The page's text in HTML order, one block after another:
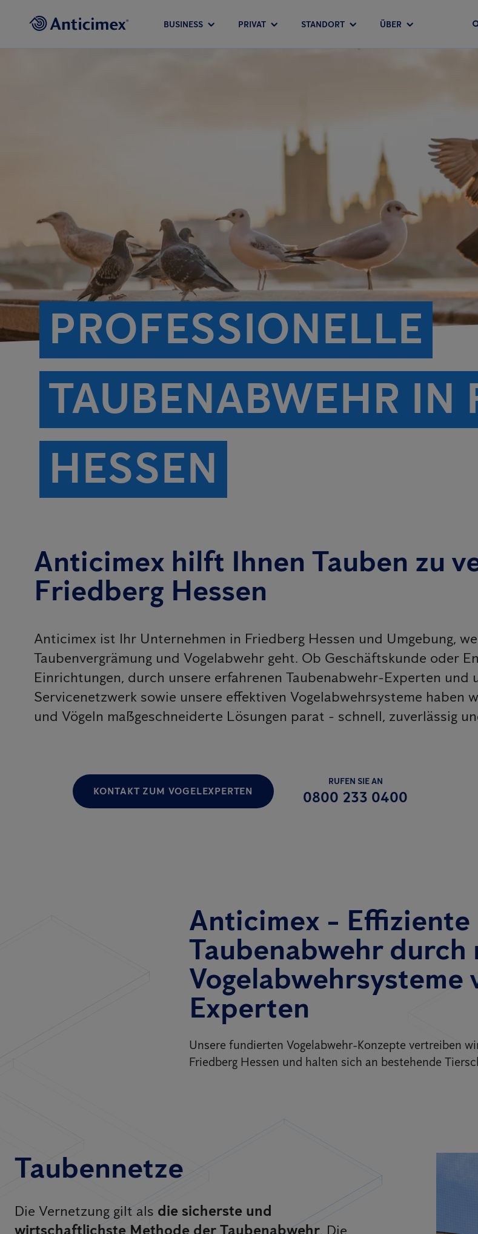
BUSINESS PRIVAT STANDORT ÜBER
PROFESSIONELLE
TAUBENABWEHR IN
HESSEN
Anticimex hilft Ihnen Tauben zu
Friedberg Hessen
Anticimex ist Ihr Unternehmen in Friedberg Hessen und Umgebung,
Taubenvergrämung und Vogelabwehr geht. Ob Geschäftskunde oder
Einrichtungen, durch unsere erfahrenen Taubenabwehr-Experten und
Servicenetzwerk sowie unsere effektiven Vogelabwehrsysteme haben
und Vögeln maßgeschneiderte Lösungen parat - schnell, zuverlässig
KONTAKT ZUM VOGELEXPERTEN
RUFEN SIE AN
0800 233 0400
Anticimex - Effiziente
Taubenabwehr durch
Vogelabwehrsysteme
Experten
Unsere fundierten Vogelabwehr-Konzepte vertreiben
Friedberg Hessen und halten sich an bestehende
Taubennetze
Die Vernetzung gilt als die sicherste und
wirtschaftlichste Methode der Taubenabwehr. Die